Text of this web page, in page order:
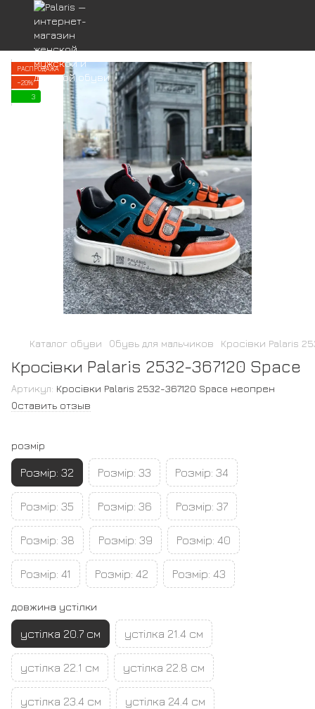
РАСПРОДАЖА
−20%
3
Каталог обуви Обувь для мальчиков Кросівки Palaris
Кросівки Palaris 2532-367120 Space
Артикул: Кросівки Palaris 2532-367120 Space неопрен
Оставить отзыв
розмір
Розмір: 32 Розмір: 33 Розмір: 34
Розмір: 35 Розмір: 36 Розмір: 37
Розмір: 38 Розмір: 39 Розмір: 40
Розмір: 41 Розмір: 42 Розмір: 43
довжина устілки
устілка 20.7 см устілка 21.4 см
устілка 22.1 см устілка 22.8 см
устілка 23.4 см устілка 24.4 см